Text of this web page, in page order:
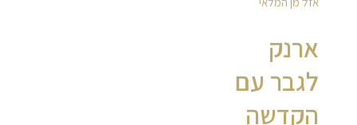
ארנק
לגבר עם
הקדשה